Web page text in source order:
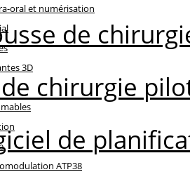
oral et numérisation
3D
ATP38
de
chirurgie
de